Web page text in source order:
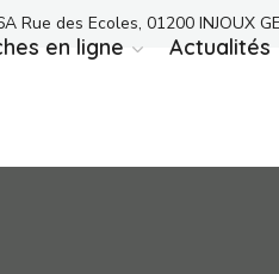
Rue des Ecoles, 01200 INJOUX
en ligne Actualités